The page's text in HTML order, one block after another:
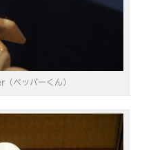
ペッパーくん）